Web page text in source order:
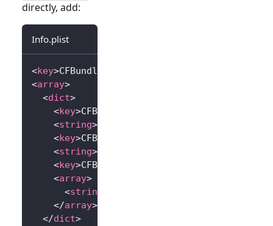
directly, add:
Info.plist
<key>CFBundleURLTypes
<array>
<dict>
<key>CFBundleTypeRole
<string>
<key>CFBundleURLName
<string>
<key>CFBundleURLSchemes
<array>
<string
</array>
</dict>